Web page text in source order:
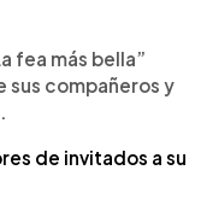
fea más bella”
sus compañeros y
de invitados a su